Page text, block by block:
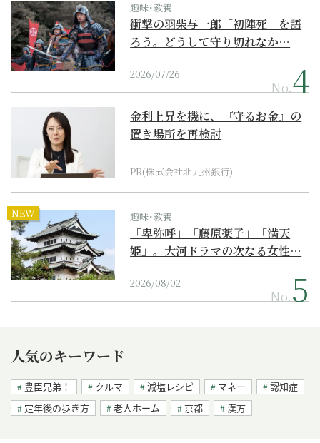
趣味･教養
衝撃の羽柴与一郎「初陣死」を語
ろう。どうして守り切れなか…
2026/07/26
No.
金利上昇を機に、『守るお金』の
置き場所を再検討
PR(株式会社北九州銀行)
NEW 趣味･教養
「卑弥呼」「藤原薬子」「満天
姫」。大河ドラマの次なる女性…
2026/08/02
No.
人気のキーワード
豊臣兄弟！ クルマ 減塩レシピ マネー
認知症
定年後の歩き方
老人ホーム 京都 漢方